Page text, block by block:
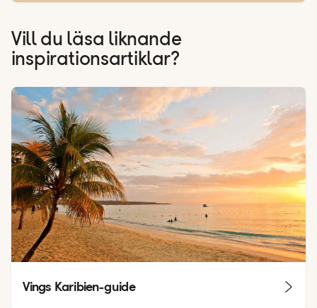
Vill du läsa liknande
inspirationsartiklar?
Vings Karibien-guide